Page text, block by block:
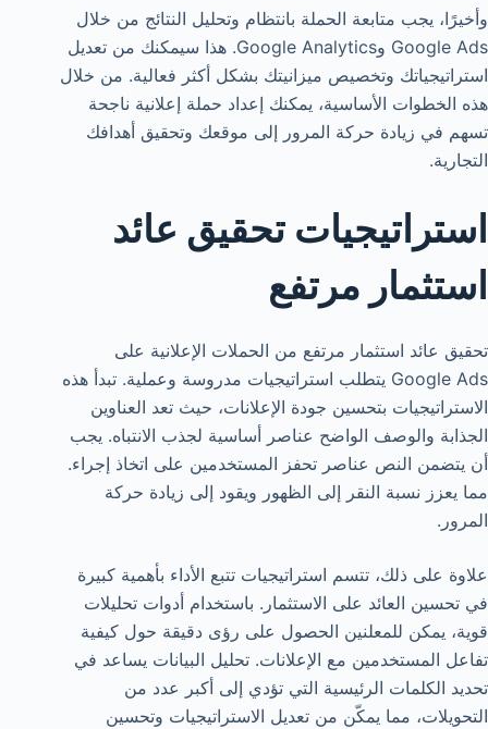
وأخيرًا، يجب متابعة الحملة بانتظام وتحليل النتائج من خلال
Google Ads وGoogle Analytics. هذا سيمكنك من تعديل
استراتيجياتك وتخصيص ميزانيتك بشكل أكثر فعالية. من خلال
هذه الخطوات الأساسية، يمكنك إعداد حملة إعلانية ناجحة
تسهم في زيادة حركة المرور إلى موقعك وتحقيق أهدافك
التجارية.
استراتيجيات تحقيق عائد
استثمار مرتفع
تحقيق عائد استثمار مرتفع من الحملات الإعلانية على
Google Ads يتطلب استراتيجيات مدروسة وعملية. تبدأ هذه
الاستراتيجيات بتحسين جودة الإعلانات، حيث تعد العناوين
الجذابة والوصف الواضح عناصر أساسية لجذب الانتباه. يجب
أن يتضمن النص عناصر تحفز المستخدمين على اتخاذ إجراء.
مما يعزز نسبة النقر إلى الظهور ويقود إلى زيادة حركة
المرور.
علاوة على ذلك، تتسم استراتيجيات تتبع الأداء بأهمية كبيرة
في تحسين العائد على الاستثمار. باستخدام أدوات تحليلات
قوية، يمكن للمعلنين الحصول على رؤى دقيقة حول كيفية
تفاعل المستخدمين مع الإعلانات. تحليل البيانات يساعد في
تحديد الكلمات الرئيسية التي تؤدي إلى أكبر عدد من
التحويلات، مما يمكّن من تعديل الاستراتيجيات وتحسين